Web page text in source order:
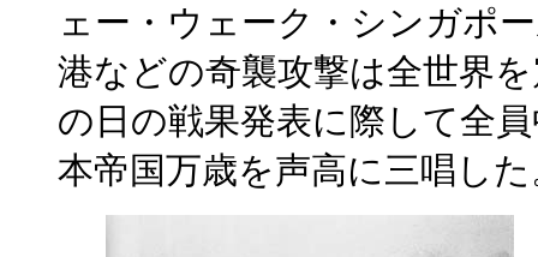
ェー・ウェーク・シンガポ
港などの奇襲攻撃は全世界
の日の戦果発表に際して全
本帝国万歳を声高に三唱し